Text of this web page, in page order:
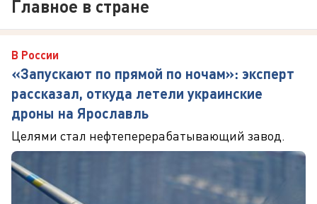
Главное в стране
В России
«Запускают по прямой по ночам»: эксперт
рассказал, откуда летели украинские
дроны на Ярославль
Целями стал нефтеперерабатывающий завод.